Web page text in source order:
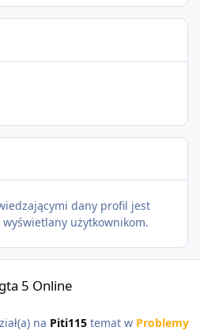
dany profil jest
wyświetlany użytkownikom.
5 Online
na Piti115temat w Problemy